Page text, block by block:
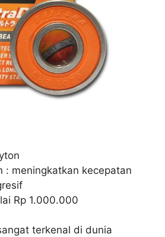
: meningkatkan kecepatan
Rp 1.000.000
terkenal di dunia